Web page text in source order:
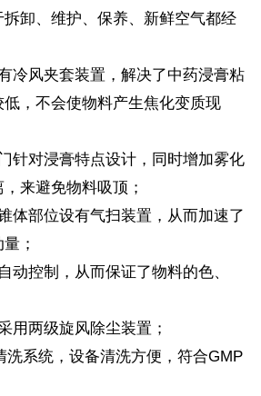
卸、维护、保养、新鲜空气都经
风夹套装置，解决了中药浸膏粘
，不会使物料产生焦化变质现
对浸膏特点设计，同时增加雾化
来避免物料吸顶；
部位设有气扫装置，从而加速了
；
控制，从而保证了物料的色、
两级旋风除尘装置；
系统，设备清洗方便，符合GMP